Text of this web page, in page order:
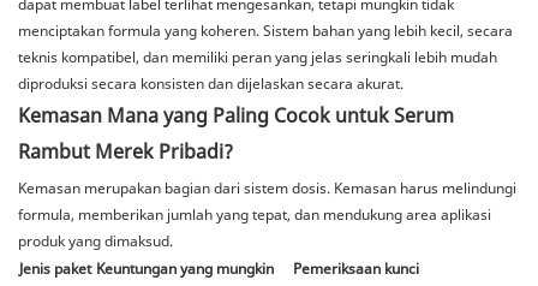
dapat membuat label terlihat mengesankan, tetapi mungkin tidak
menciptakan formula yang koheren. Sistem bahan yang lebih kecil, secara
teknis kompatibel, dan memiliki peran yang jelas seringkali lebih mudah
diproduksi secara konsisten dan dijelaskan secara akurat.
Kemasan Mana yang Paling Cocok untuk Serum
Rambut Merek Pribadi?
Kemasan merupakan bagian dari sistem dosis. Kemasan harus melindungi
formula, memberikan jumlah yang tepat, dan mendukung area aplikasi
produk yang dimaksud.
Jenis paket Keuntungan yang mungkin Pemeriksaan kunci